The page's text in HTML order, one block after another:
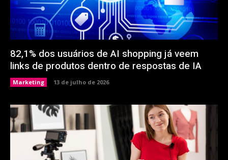
82,1% dos usuários de AI shopping já veem
links de produtos dentro de respostas de IA
Marketing 13 de julho de 2026